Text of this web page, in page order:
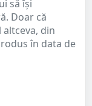
să își
Doar că
din
în data de